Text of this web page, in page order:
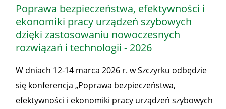
Honorowe
patronaty
Prezesa
Poprawa bezpieczeństwa, efektywności i
ekonomiki pracy urządzeń szybowych
dzięki zastosowaniu nowoczesnych
rozwiązań i technologii - 2026
W dniach 12-14 marca 2026 r. w Szczyrku odbędzie
się konferencja „Poprawa bezpieczeństwa,
efektywności i ekonomiki pracy urządzeń szybowych